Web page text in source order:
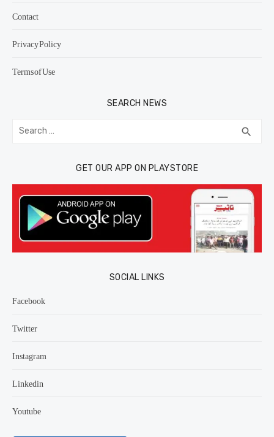
Contact
Privacy Policy
Terms of Use
SEARCH NEWS
Search
for: search
GET OUR APP ON PLAYSTORE
SOCIAL LINKS
Facebook
Twitter
Instagram
Linkedin
Youtube